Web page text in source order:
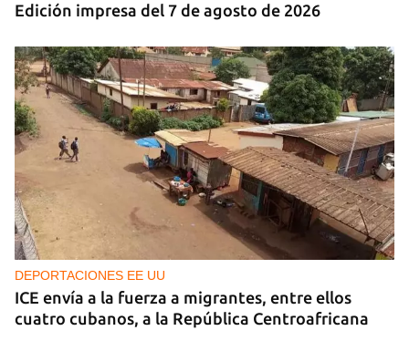
Edición impresa del 7 de agosto de 2026
DEPORTACIONES EE UU
ICE envía a la fuerza a migrantes, entre ellos
cuatro cubanos, a la República Centroafricana